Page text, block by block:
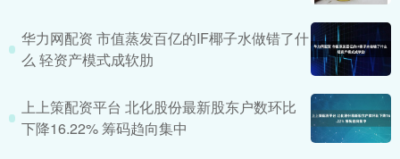
华力网配资 市值蒸发百亿的IF椰子水做错了什
么 轻资产模式成软肋
上上策配资平台 北化股份最新股东户数环比
下降16.22% 筹码趋向集中